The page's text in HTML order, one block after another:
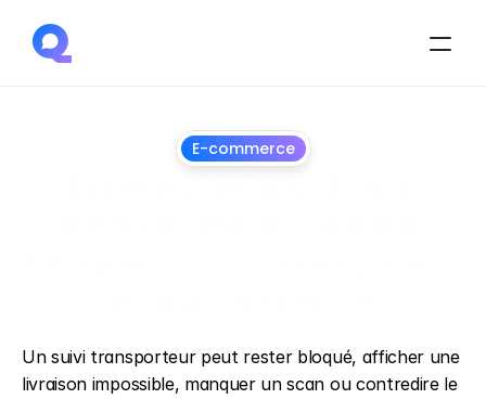
E-commerce
Un suivi transporteur peut rester bloqué, afficher une
livraison impossible, manquer un scan ou contredire le